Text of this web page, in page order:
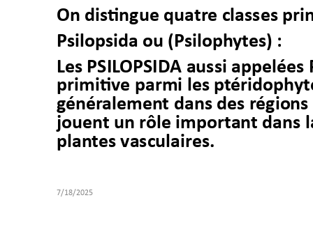
On distingue quatre classes
Psilopsida ou (Psilophytes) :
Les PSILOPSIDA aussi appelées
primitive parmi les ptéridophyt
généralement dans des régions
jouent un rôle important dans
plantes vasculaires.
7/18/